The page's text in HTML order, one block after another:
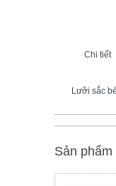
Chi tiết
Lưỡi sắc
Sản phẩm